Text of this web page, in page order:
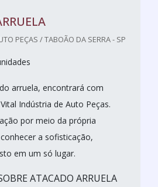
PEÇAS / TABOÃO DA SERRA - SP
arruela, encontrará com
Indústria de Auto Peças.
por meio da própria
a sofisticação,
em um só lugar.
ATACADO ARRUELA